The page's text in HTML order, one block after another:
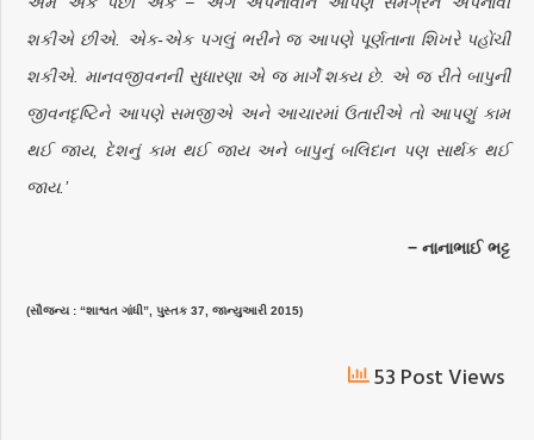
શકીએ છીએ. એક-એક પગલું ભરીને જ આપણે પૂર્ણતાના શિખરે પહોંચી
શકીએ. માનવજીવનની સુધારણા એ જ માર્ગે શક્ય છે. એ જ રીતે બાપુની
જીવનદૃષ્ટિને આપણે સમજીએ અને આચારમાં ઉતારીએ તો આપણું કામ
થઈ જાય, દેશનું કામ થઈ જાય અને બાપુનું બલિદાન પણ સાર્થક થઈ
જાય.’
− નાનાભાઈ ભટ્ટ
(સૌજન્ય : “શાશ્વત ગાંધી”, પુસ્તક 37, જાન્યુઆરી 2015)
53 Post Views